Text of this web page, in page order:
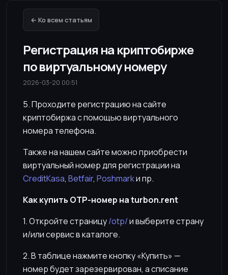
← Ко всем статьям
Регистрация на криптобирже
по виртуальному номеру
2026-03-20 00:51
5. Проходите регистрацию на сайте
криптобиржа с помощью виртуального
номера телефона.
Также на нашем сайте можно приобрести
виртуальный номер для регистрации на
CreditKasa, Betfair, Poshmarkи пр.
Как купить OTP-номер на turbon.rent
1. Откройте страницу/otp/и выберите страну
и/или сервис в каталоге.
2. В таблице нажмите кнопку «Купить» —
номер будет зарезервирован, а списание